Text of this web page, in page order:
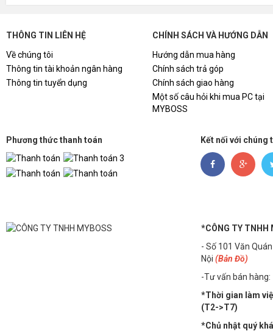
THÔNG TIN LIÊN HỆ
Về chúng tôi
Thông tin tài khoản ngân hàng
Thông tin tuyển dụng
CHÍNH SÁCH VÀ HƯỚNG DẪN
Hướng dẫn mua hàng
Chính sách trả góp
Chính sách giao hàng
Một số câu hỏi khi mua PC tại
MYBOSS
Phương thức thanh toán Kết nối với chúng
*CÔNG TY TNHH
- Số 101 Văn
Nội (Bản Đồ)
-Tư vấn bán hàng:
*Thời gian làm
(T2->T7)
*Chủ nhật quý